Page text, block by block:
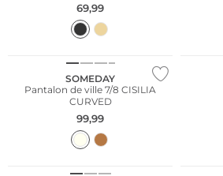
69,99
SOMEDAY
Pantalon de ville 7/8 CISILIA
CURVED
99,99